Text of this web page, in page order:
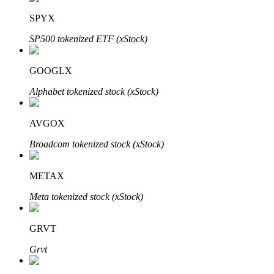
Penguncian BTR
Layanan pinjaman yang didukung Crypto
SPYX
SP500 tokenized ETF (xStock)
GOOGLX
Alphabet tokenized stock (xStock)
AVGOX
Broadcom tokenized stock (xStock)
METAX
Meta tokenized stock (xStock)
GRVT
Grvt